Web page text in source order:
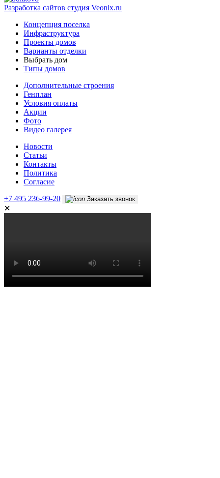
Разработка сайтов студия Veonix.ru
Концепция поселка
Инфраструктура
Проекты домов
Варианты отделки
Выбрать дом
Типы домов
Дополнительные строения
Генплан
Условия оплаты
Акции
Фото
Видео галерея
Новости
Статьи
Контакты
Политика
Согласие
+7 495 236-99-20
Заказать звонок
✕